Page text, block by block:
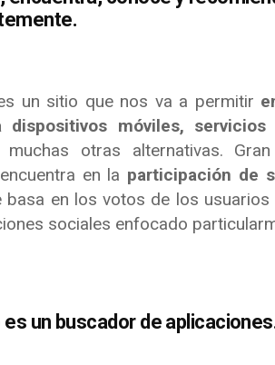
un sitio que nos va a permitir
dispositivos móviles,
muchas otras alternativas.
en la participación de
basa en los votos de los
sociales enfocado
un buscador de